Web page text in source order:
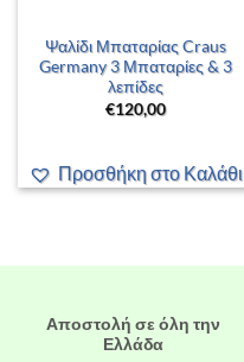
Ψαλίδι Μπαταρίας Craus
Germany 3 Μπαταρίες & 3
λεπίδες
€120,00
Προσθήκη στο Καλάθι
Αποστολή σε όλη την
Ελλάδα